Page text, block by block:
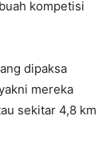
kompetisi
dipaksa
mereka
sekitar 4,8 km